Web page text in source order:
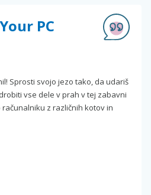
PC
Sprosti svojo jezo tako, da udariš
vse dele v prah v tej zabavni
z različnih kotov in